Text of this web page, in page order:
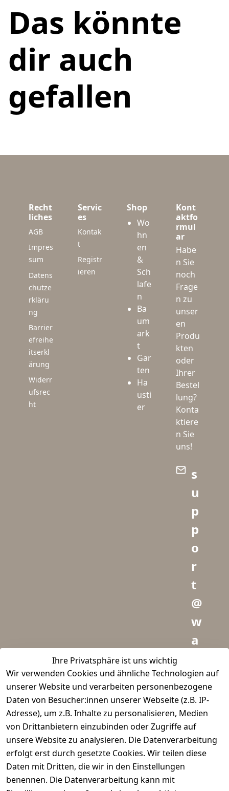
Das könnte
dir auch
gefallen
Ihre Privatsphäre ist uns wichtig
Wir verwenden Cookies und ähnliche Technologien auf
unserer Website und verarbeiten personenbezogene
Daten von Besucher:innen unserer Webseite (z.B. IP-
Adresse), um z.B. Inhalte zu personalisieren, Medien
von Drittanbietern einzubinden oder Zugriffe auf
unsere Website zu analysieren. Die Datenverarbeitung
erfolgt erst durch gesetzte Cookies. Wir teilen diese
Daten mit Dritten, die wir in den Einstellungen
benennen. Die Datenverarbeitung kann mit
Recht
liches
AGB
Impres
sum
Datens
chutze
rkläru
ng
Barrier
efreihe
itserkl
ärung
Widerr
ufsrec
ht
Servic
es
Kontak
t
Registr
ieren
Shop
Wo
hn
en
&
Sch
lafe
n
Ba
um
ark
t
Gar
ten
Ha
usti
er
Kont
aktfo
rmul
ar
Habe
n Sie
noch
Frage
n zu
unser
en
Produ
kten
oder
Ihrer
Bestel
lung?
Konta
ktiere
n Sie
uns!
s
u
p
p
o
r
t
@
w
a
d
m
e
i
s